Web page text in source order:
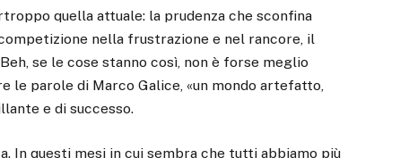
quella attuale: la prudenza che sconfina
nella frustrazione e nel rancore, il
se le cose stanno così, non è forse meglio
parole di Marco Galice, «un mondo artefatto,
e di successo.
In questi mesi in cui sembra che tutti abbiamo più